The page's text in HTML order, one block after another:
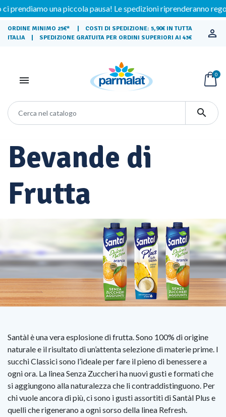
una piccola pausa! Le spedizioni riprenderanno
ORDINE MINIMO 25€* | COSTI DI SPEDIZIONE: 5,90€ IN TUTTA
ITALIA | SPEDIZIONE GRATUITA PER ORDINI SUPERIORI AI 43€



0
Bevande di
Frutta
Santàl è una vera esplosione di frutta. Sono 100% di origine
naturale e il risultato di un’attenta selezione di materie prime. I
succhi Classici sono l’ideale per fare il pieno di benessere a
ogni ora. La linea Senza Zuccheri ha nuovi gusti e formati che
si aggiungono alla naturalezza che li contraddistinguono. Per
chi vuole ancora di più, ci sono i gusti assortiti di Santàl Plus e
quelli che rigenerano a ogni sorso della linea Refresh.